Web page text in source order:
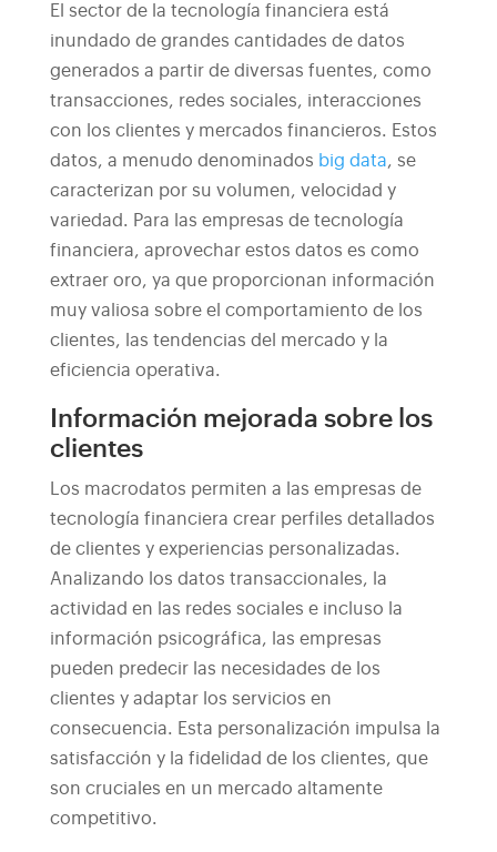
El sector de la tecnología financiera está
inundado de grandes cantidades de datos
generados a partir de diversas fuentes, como
transacciones, redes sociales, interacciones
con los clientes y mercados financieros. Estos
datos, a menudo denominados big data, se
caracterizan por su volumen, velocidad y
variedad. Para las empresas de tecnología
financiera, aprovechar estos datos es como
extraer oro, ya que proporcionan información
muy valiosa sobre el comportamiento de los
clientes, las tendencias del mercado y la
eficiencia operativa.
Información mejorada sobre los
clientes
Los macrodatos permiten a las empresas de
tecnología financiera crear perfiles detallados
de clientes y experiencias personalizadas.
Analizando los datos transaccionales, la
actividad en las redes sociales e incluso la
información psicográfica, las empresas
pueden predecir las necesidades de los
clientes y adaptar los servicios en
consecuencia. Esta personalización impulsa la
satisfacción y la fidelidad de los clientes, que
son cruciales en un mercado altamente
competitivo.